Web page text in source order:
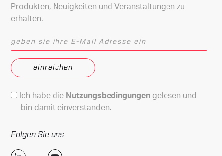
Produkten, Neuigkeiten und Veranstaltungen zu
erhalten.
geben sie ihre E-Mail Adresse ein
Nutzungsbedingungen
Ich habe die Nutzungsbedingungen gelesen und
bin damit einverstanden.
Folgen Sie uns